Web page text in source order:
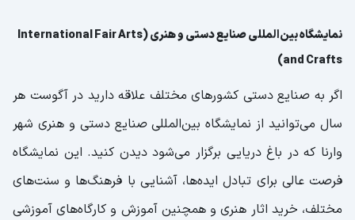
نمایشگاه بین‌المللی صنایع دستی و هنری (International Fair Arts
and Crafts)
اگر به صنایع دستی کشورهای مختلف علاقه دارید در آگوست هر
سال می‌توانید از نمایشگاه بین‌المللی صنایع دستی و هنری شهر
وارنا که در باغ دریایی برگزار می‌شود دیدن کنید. این نمایشگاه
فرصت عالی برای تبادل ایده‌ها، آشنایی با فرهنگ‌ها و سنت‌های
مختلف، خرید اثار هنری و همچنین آموزش و کارگاه‌های آموزشی